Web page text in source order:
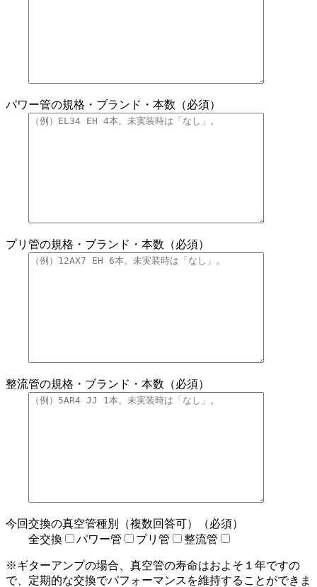
パワー管の規格・ブランド・本数（必須）
プリ管の規格・ブランド・本数（必須）
整流管の規格・ブランド・本数（必須）
今回交換の真空管種別（複数回答可）（必須）
全交換
パワー管 プリ管 整流管
※ギターアンプの場合、真空管の寿命はおよそ１年ですの
で、定期的な交換でパフォーマンスを維持することができま